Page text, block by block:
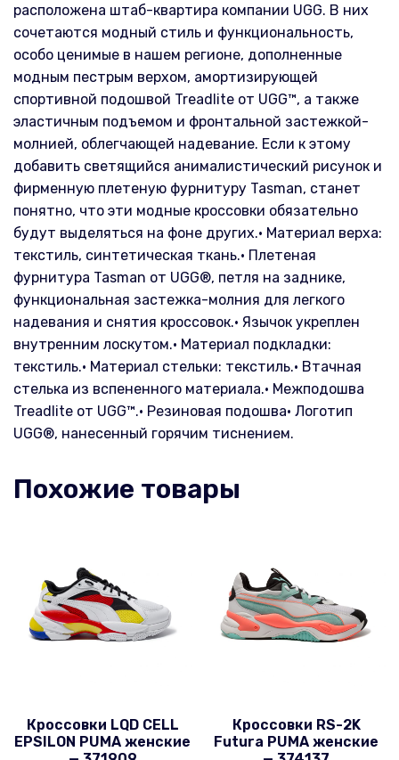
расположена штаб-квартира компании UGG. В них
сочетаются модный стиль и функциональность,
особо ценимые в нашем регионе, дополненные
модным пестрым верхом, амортизирующей
спортивной подошвой Treadlite от UGG™, а также
эластичным подъемом и фронтальной застежкой-
молнией, облегчающей надевание. Если к этому
добавить светящийся анималистический рисунок и
фирменную плетеную фурнитуру Tasman, станет
понятно, что эти модные кроссовки обязательно
будут выделяться на фоне других.• Материал верха:
текстиль, синтетическая ткань.• Плетеная
фурнитура Tasman от UGG®, петля на заднике,
функциональная застежка-молния для легкого
надевания и снятия кроссовок.• Язычок укреплен
внутренним лоскутом.• Материал подкладки:
текстиль.• Материал стельки: текстиль.• Втачная
стелька из вспененного материала.• Межподошва
Treadlite от UGG™.• Резиновая подошва• Логотип
UGG®, нанесенный горячим тиснением.
Похожие товары
Кроссовки LQD CELL
EPSILON PUMA женские
Кроссовки RS-2K
Futura PUMA женские